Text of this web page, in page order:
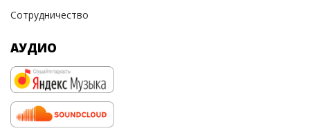
Сотрудничество
АУДИО